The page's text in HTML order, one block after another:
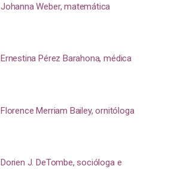
Johanna Weber, matemática
Ernestina Pérez Barahona, médica
Florence Merriam Bailey, ornitóloga
Dorien J. DeTombe, socióloga e